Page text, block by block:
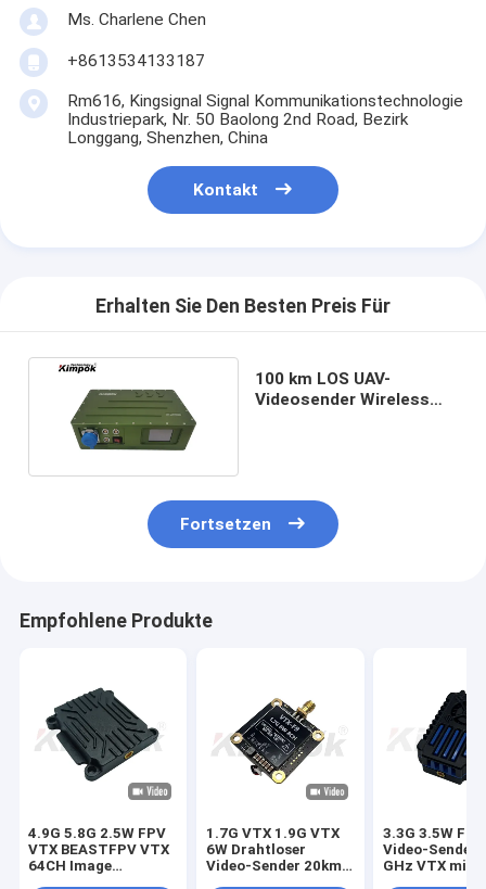
Ms. Charlene Chen
+8613534133187
Rm616, Kingsignal Signal Kommunikationstechnologie
Industriepark, Nr. 50 Baolong 2nd Road, Bezirk
Longgang, Shenzhen, China
Kontakt
Erhalten Sie Den Besten Preis Für
100 km LOS UAV-
Videosender Wireless
Fortsetzen
Empfohlene Produkte
4.9G 5.8G 2.5W FPV
VTX BEASTFPV VTX
64CH Image
1.7G VTX 1.9G VTX
6W Drahtloser
Video-Sender 20km
3.3G 3.5W
Video-Sender
GHz VTX mit